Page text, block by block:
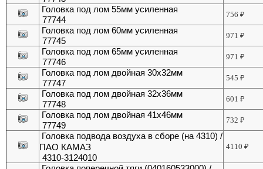
Головка под лом 55мм усиленная
77744
756₽
Головка под лом 60мм усиленная
77745
971₽
Головка под лом 65мм усиленная
77746
971₽
Головка под лом двойная 30х32мм
77747
545₽
Головка под лом двойная 32х36мм
77748
601₽
Головка под лом двойная 41х46мм
77749
732₽
Головка подвода воздуха в сборе (на 4310) /
ПАО КАМАЗ
4310-3124010
4110₽